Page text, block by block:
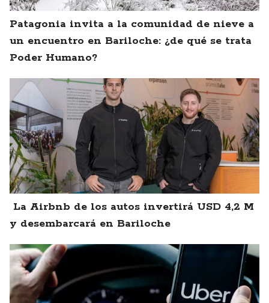
Patagonia invita a la comunidad de nieve a
un encuentro en Bariloche: ¿de qué se trata
Poder Humano?
La Airbnb de los autos invertirá USD 4,2 M
y desembarcará en Bariloche